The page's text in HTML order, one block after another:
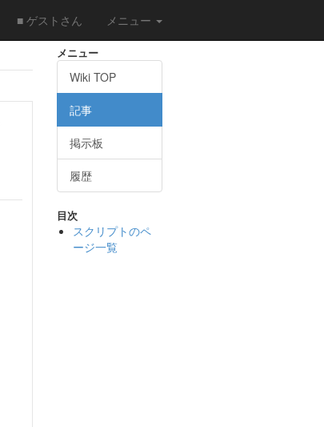
■ ゲストさん メニュー
メニュー
Wiki TOP
記事
掲示板
履歴
目次
スクリプトのペ
ージ一覧